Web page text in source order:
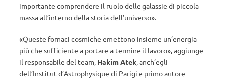
importante comprendere il ruolo delle galassie di piccola
massa all’interno della storia dell’universo».
«Queste fornaci cosmiche emettono insieme un’energia
più che sufficiente a portare a termine il lavoro», aggiunge
il responsabile del team, Hakim Atek, anch’egli
dell’Institut d’Astrophysique di Parigi e primo autore